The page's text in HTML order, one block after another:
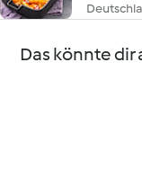
Das könnte